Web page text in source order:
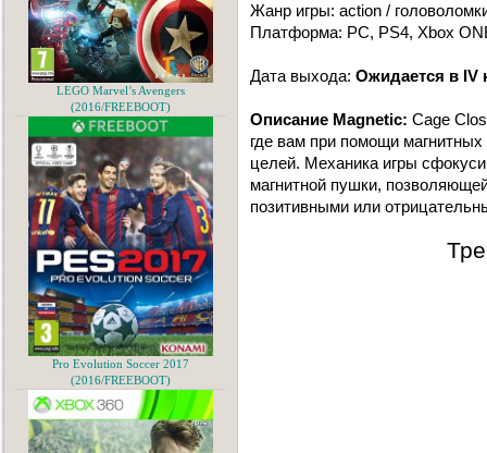
Жанр игры: action /
Платформа: PC, PS4, Xbox
Дата выхода: Ожидается в IV
Описание Magnetic: Cage
где вам при помощи
целей. Механика игры
магнитной пушки,
позитивными или
LEGO Marvel’s Avengers
(2016/FREEBOOT)
Pro Evolution Soccer 2017
(2016/FREEBOOT)